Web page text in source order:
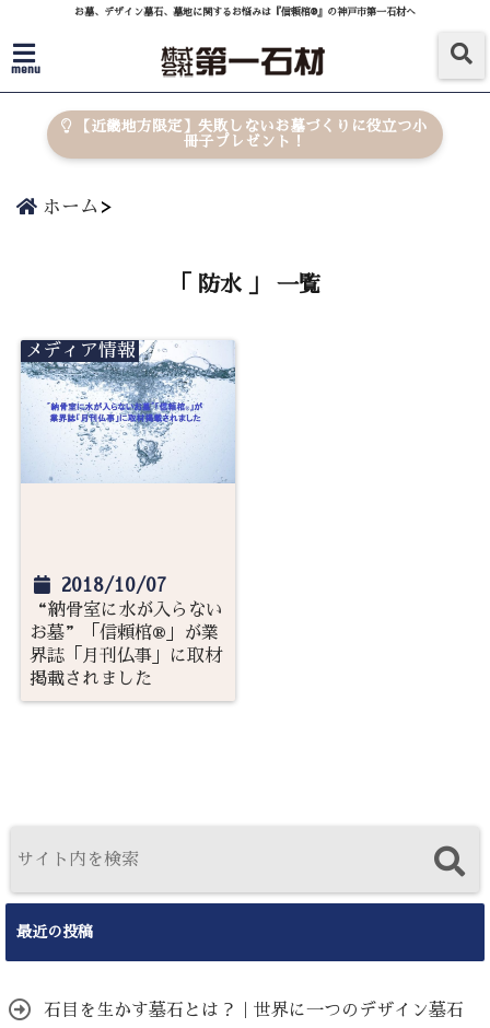
お墓、デザイン墓石、墓地に関するお悩みは『信頼棺®』の神戸市第一石材へ
menu
【近畿地方限定】失敗しないお墓づくりに役立つ小
冊子プレゼント！
ホーム
「 防水 」 一覧
メディア情報
2018/10/07
“納骨室に水が入らない
お墓”「信頼棺®」が業
界誌「月刊仏事」に取材
掲載されました
最近の投稿
石目を生かす墓石とは？｜世界に一つのデザイン墓石